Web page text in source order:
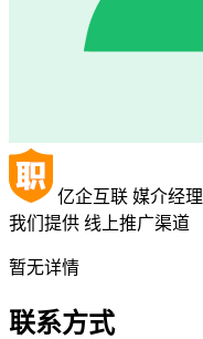
亿企互联 媒介经理
我们提供 线上推广渠道
暂无详情
联系方式